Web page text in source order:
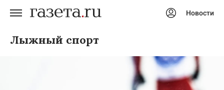
Новости
Лыжный спорт